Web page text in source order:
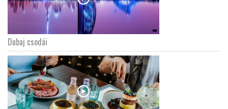
Dubaj csodái